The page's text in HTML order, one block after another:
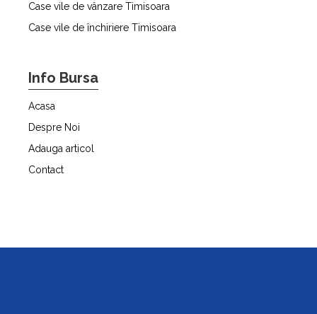
Case vile de vânzare Timisoara
Case vile de închiriere Timisoara
Info Bursa
Acasa
Despre Noi
Adauga articol
Contact